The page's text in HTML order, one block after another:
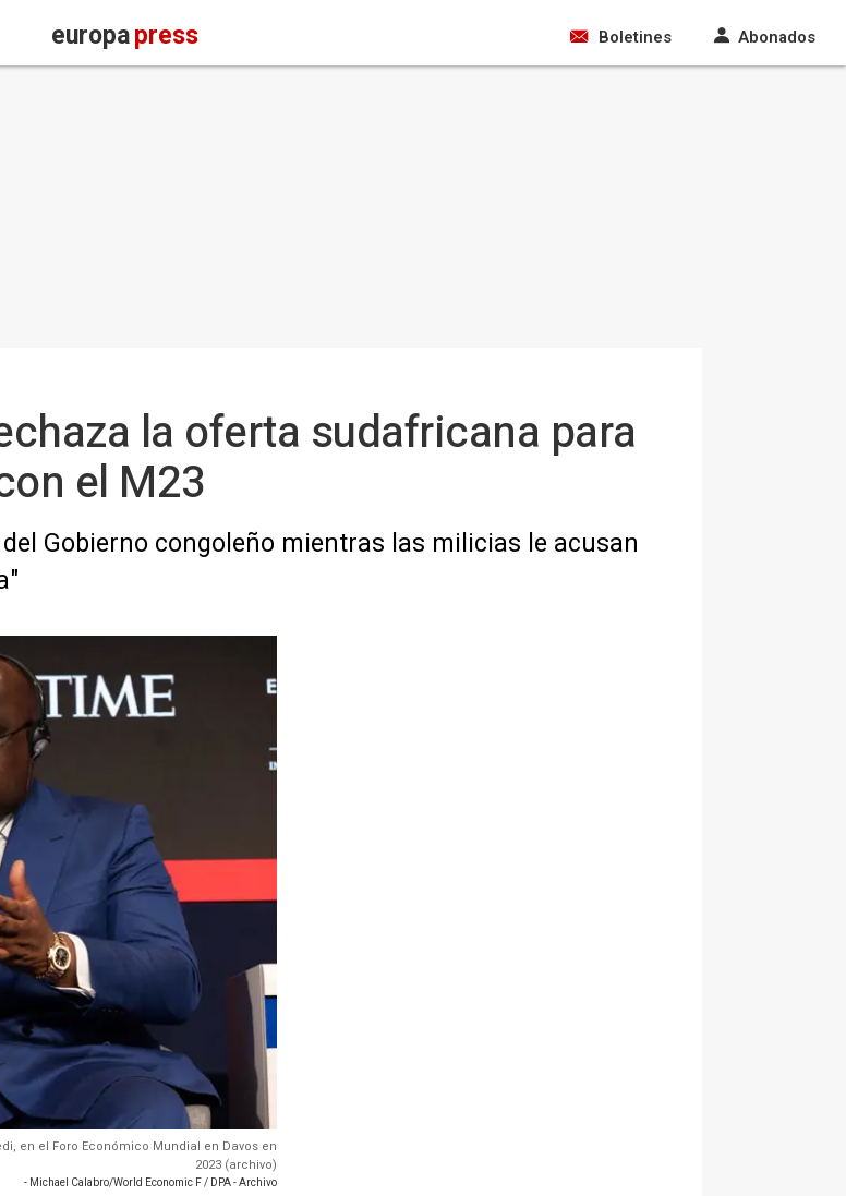
europapress Boletines Abonados
la oferta sudafricana para
el M23
Gobierno congoleño mientras las milicias le acusan
en el Foro Económico Mundial en Davos en
2023 (archivo)
- Michael Calabro/World Economic F / DPA - Archivo